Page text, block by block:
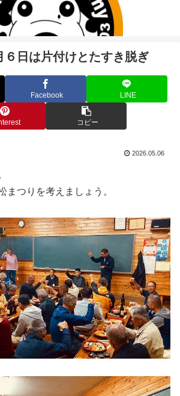
日は片付けとたすき脱ぎ
Facebook LINE
コピー
2026.05.06
まつりを考えましょう。